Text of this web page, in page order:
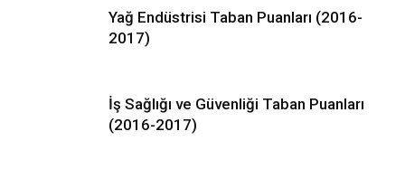
Yağ Endüstrisi Taban Puanları (2016-
2017)
İş Sağlığı ve Güvenliği Taban Puanları
(2016-2017)